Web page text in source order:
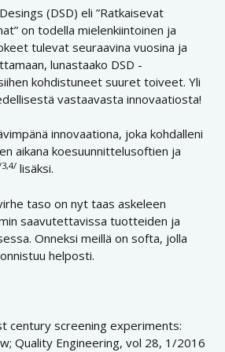
(DSD) eli ”Ratkaisevat
on todella mielenkiintoinen ja
tulevat seuraavina vuosina ja
lunastaako DSD -
kohdistuneet suuret toiveet. Yli
vastaavasta innovaatiosta!
innovaationa, joka kohdalleni
aikana koesuunnittelusoftien ja
lisäksi.
taso on nyt taas askeleen
saavutettavissa tuotteiden ja
Onneksi meillä on softa, jolla
helposti.
century screening experiments:
Quality Engineering, vol 28, 1/2016